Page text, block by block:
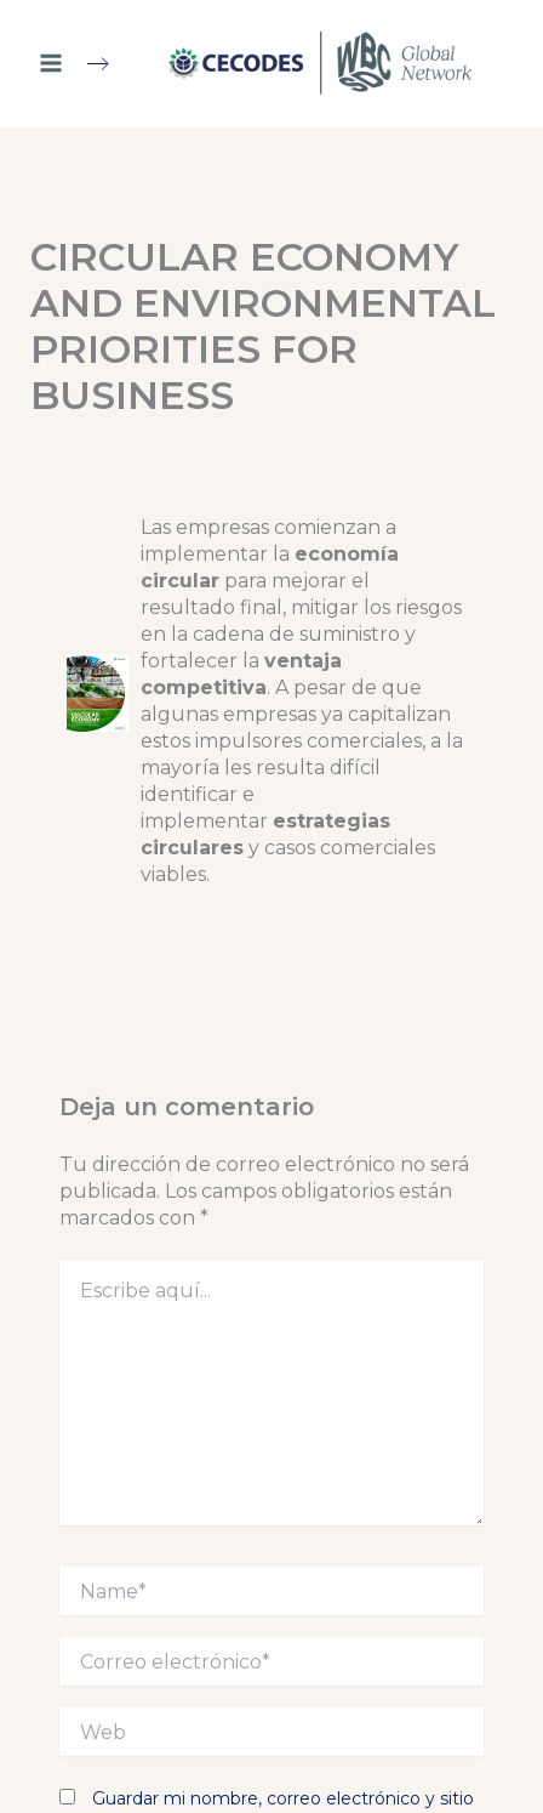
contenido
CIRCULAR ECONOMY
AND ENVIRONMENTAL
PRIORITIES FOR
BUSINESS
Las empresas comienzan a
implementar la economía
circularpara mejorar el
resultado final, mitigar los riesgos
en la cadena de suministro y
fortalecer la ventaja
competitiva. A pesar de que
algunas empresas ya capitalizan
estos impulsores comerciales, a la
mayoría les resulta difícil
identificar e
implementar estrategias
circularesy casos comerciales
viables.
Deja un comentario
Tu dirección de correo electrónico no será
publicada. Los campos obligatorios están
marcados con *
aquí...
electrónico*
Guardar mi nombre, correo electrónico y sitio